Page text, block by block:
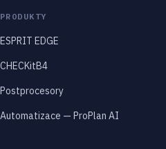
PRODUKTY
ESPRIT EDGE
CHECKitB4
Postprocesory
Automatizace — ProPlan AI